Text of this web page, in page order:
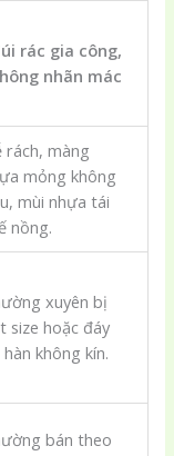
rác gia công,
nhãn mác
rách, màng
mỏng không
mùi nhựa tái
nồng.
xuyên bị
size hoặc đáy
không kín.
bán theo